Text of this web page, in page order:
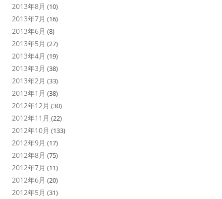
2013年8月 (10)
2013年7月 (16)
2013年6月 (8)
2013年5月 (27)
2013年4月 (19)
2013年3月 (38)
2013年2月 (33)
2013年1月 (38)
2012年12月 (30)
2012年11月 (22)
2012年10月 (133)
2012年9月 (17)
2012年8月 (75)
2012年7月 (11)
2012年6月 (20)
2012年5月 (31)